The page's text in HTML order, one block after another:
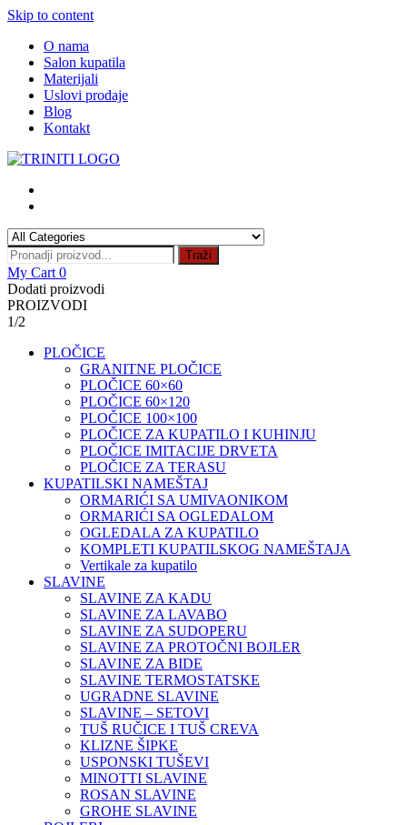
Skip to content
O nama
Salon kupatila
Materijali
Uslovi prodaje
Blog
Kontakt
Traži
My Cart 0
Dodati proizvodi
PROIZVODI
1/2
PLOČICE
GRANITNE PLOČICE
PLOČICE 60×60
PLOČICE 60×120
PLOČICE 100×100
PLOČICE ZA KUPATILO I KUHINJU
PLOČICE IMITACIJE DRVETA
PLOČICE ZA TERASU
KUPATILSKI NAMEŠTAJ
ORMARIĆI SA UMIVAONIKOM
ORMARIĆI SA OGLEDALOM
OGLEDALA ZA KUPATILO
KOMPLETI KUPATILSKOG NAMEŠTAJA
Vertikale za kupatilo
SLAVINE
SLAVINE ZA KADU
SLAVINE ZA LAVABO
SLAVINE ZA SUDOPERU
SLAVINE ZA PROTOČNI BOJLER
SLAVINE ZA BIDE
SLAVINE TERMOSTATSKE
UGRADNE SLAVINE
SLAVINE – SETOVI
TUŠ RUČICE I TUŠ CREVA
KLIZNE ŠIPKE
USPONSKI TUŠEVI
MINOTTI SLAVINE
ROSAN SLAVINE
GROHE SLAVINE